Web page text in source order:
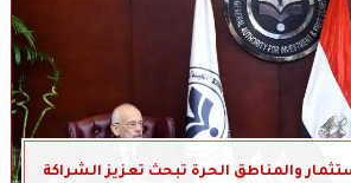
والمناطق الحرة تبحث تعزيز الشراكة